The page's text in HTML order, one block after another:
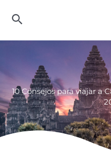
10 Consejos para viajar a